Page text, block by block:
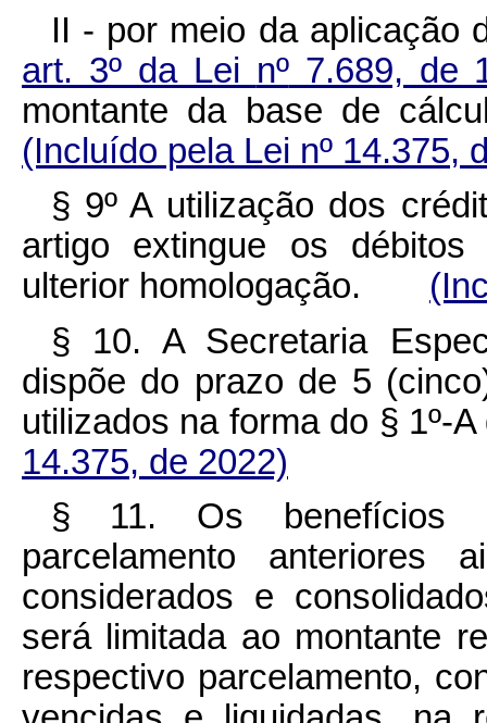
II - por meio da aplicação
art. 3º da Lei nº7.689, de
montante da base de
(Incluído pela Lei nº 14.375,
§ 9º A utilização dos
artigo extingue os
ulterior homologação.
§ 10. A Secretaria
dispõe do prazo de 5
utilizados na forma do §
14.375, de 2022)
§ 11. Os benefícios
parcelamento anteriores
considerados e
será limitada ao montante
respectivo parcelamento,